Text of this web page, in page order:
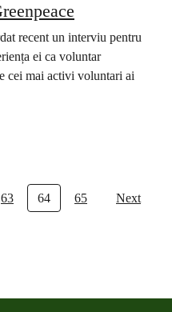
recent un interviu pentru
ei ca voluntar
cei mai activi voluntari ai
63 64 65 Next